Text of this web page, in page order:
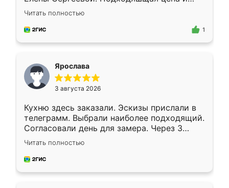
короткие сроки изготовления. Приехавший
для замера сотрудник Владислав
предложил по моему эскизу самый
Читать полностью
1
Ярослава
3 августа 2026
Кухню здесь заказали. Эскизы прислали в
телеграмм. Выбрали наиболее подходящий.
Согласовали день для замера. Через 3
недели кухня была уже готова. Остались
довольны работой. Спасибо Ренессанс
мебель за качественную работу!
Читать полностью